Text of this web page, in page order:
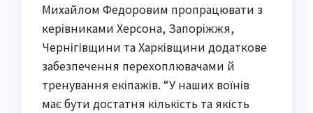
Михайлом Федоровим пропрацювати з
керівниками Херсона, Запоріжжя,
Чернігівщини та Харківщини додаткове
забезпечення перехоплювачами й
тренування екіпажів. “У наших воїнів
має бути достатня кількість та якість